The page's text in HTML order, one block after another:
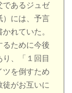
であるジュゼ
）には、予言
れていた。
るために今後
、「１回目
ツを倒すため
徒がお互いに